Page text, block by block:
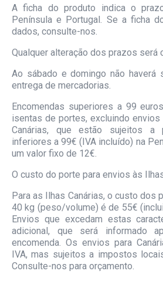
A ficha do produto indica o
Península e Portugal. Se a ficha
dados, consulte-nos.
Qualquer alteração dos prazos será
Ao sábado e domingo não haverá
entrega de mercadorias.
Encomendas superiores a 99
isentas de portes, excluindo envios
Canárias, que estão sujeitos a
inferiores a 99€ (IVA incluído) na
um valor fixo de 12€.
O custo do porte para envios às
Para as Ilhas Canárias, o custo dos
40 kg (peso/volume) é de 55€
Envios que excedam estas
adicional, que será informado
encomenda. Os envios para
IVA, mas sujeitos a impostos
Consulte-nos para orçamento.